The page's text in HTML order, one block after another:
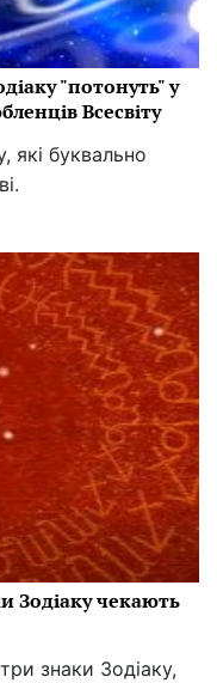
"потонуть" у
Всесвіту
які буквально
Зодіаку чекають
знаки Зодіаку,